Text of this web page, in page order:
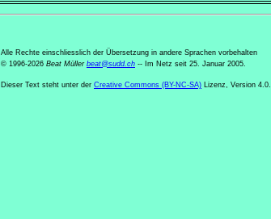
Alle Rechte einschliesslich der Übersetzung in andere Sprachen vorbehalten
© 1996-2026 Beat Müller beat@sudd.ch -- Im Netz seit 25. Januar 2005.
Dieser Text steht unter der Creative Commons (BY-NC-SA) Lizenz, Version 4.0.